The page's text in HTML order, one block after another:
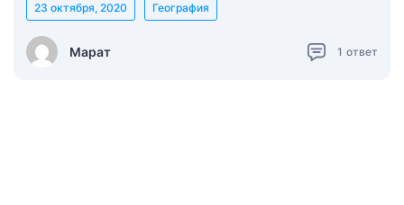
Марат
23 октября, 2020 География
1 ответ